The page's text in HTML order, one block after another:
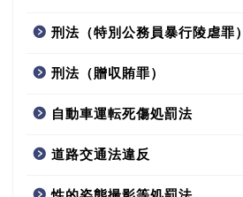
刑法（特別公務員暴行陵虐罪）
刑法（贈収賄罪）
自動車運転死傷処罰法
道路交通法違反